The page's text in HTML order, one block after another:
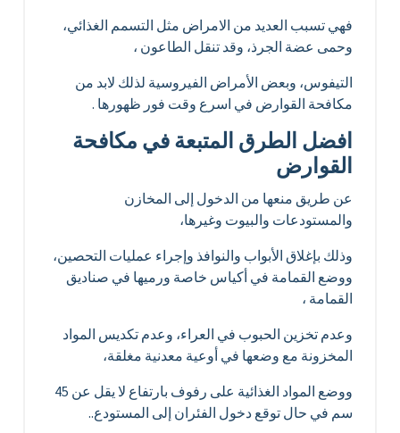
فهي تسبب العديد من الامراض مثل التسمم الغذائي،
وحمى عضة الجرذ، وقد تنقل الطاعون ،
التيفوس، وبعض الأمراض الفيروسية لذلك لابد من
مكافحة القوارض في اسرع وقت فور ظهورها .
افضل الطرق المتبعة في مكافحة
القوارض
عن طريق منعها من الدخول إلى المخازن
والمستودعات والبيوت وغيرها،
وذلك بإغلاق الأبواب والنوافذ وإجراء عمليات التحصين،
ووضع القمامة في أكياس خاصة ورميها في صناديق
القمامة ،
وعدم تخزين الحبوب في العراء، وعدم تكديس المواد
المخزونة مع وضعها في أوعية معدنية مغلقة،
ووضع المواد الغذائية على رفوف بارتفاع لا يقل عن 45
سم في حال توقع دخول الفئران إلى المستودع..